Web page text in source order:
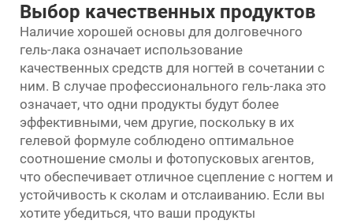
Выбор качественных продуктов
Наличие хорошей основы для долговечного
гель-лака означает использование
качественных средств для ногтей в сочетании с
ним. В случае профессионального гель-лака это
означает, что одни продукты будут более
эффективными, чем другие, поскольку в их
гелевой формуле соблюдено оптимальное
соотношение смолы и фотопусковых агентов,
что обеспечивает отличное сцепление с ногтем и
устойчивость к сколам и отслаиванию. Если вы
хотите убедиться, что ваши продукты